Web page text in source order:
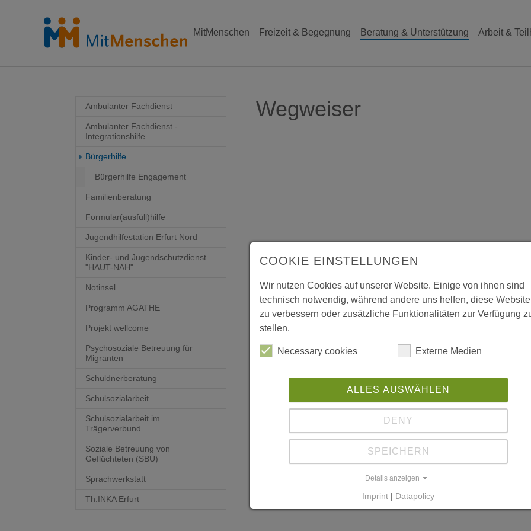
MitMenschen Freizeit & Begegnung Beratung & Unterstützung Arbeit &
Wegweiser
Ambulanter Fachdienst
Ambulanter Fachdienst -
Integrationshilfe
Bürgerhilfe
Bürgerhilfe Engagement
Familienberatung
Formular(ausfüll)hilfe
Jugendhilfestation Erfurt Nord
Kinder- und Jugendschutzdienst
"HAUT-NAH"
Notinsel
Programm AGATHE
Projekt wellcome
Psychosoziale Betreuung für
Migranten
Schuldnerberatung
Schulsozialarbeit
Schulsozialarbeit im
Trägerverbund
Soziale Betreuung von
Geflüchteten (SBU)
Sprachwerkstatt
Th.INKA Erfurt
COOKIE EINSTELLUNGEN
Wir nutzen Cookies auf unserer Website. Einige von ihnen sind
technisch notwendig, während andere uns helfen, diese Website
zu verbessern oder zusätzliche Funktionalitäten zur Verfügung
stellen.
Necessary cookies Externe Medien
ALLES AUSWÄHLEN
DENY
SPEICHERN
Details anzeigen
Imprint | Datapolicy